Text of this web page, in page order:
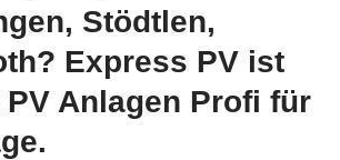
Stödtlen,
Express PV ist
Anlagen Profi für